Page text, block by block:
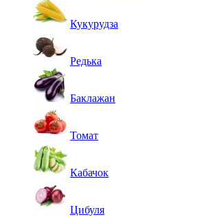
Кукурудза
Редька
Баклажан
Томат
Кабачок
Цибуля